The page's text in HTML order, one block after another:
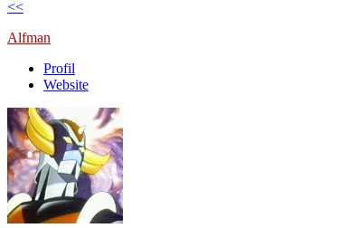
<<
Alfman
Profil
Website